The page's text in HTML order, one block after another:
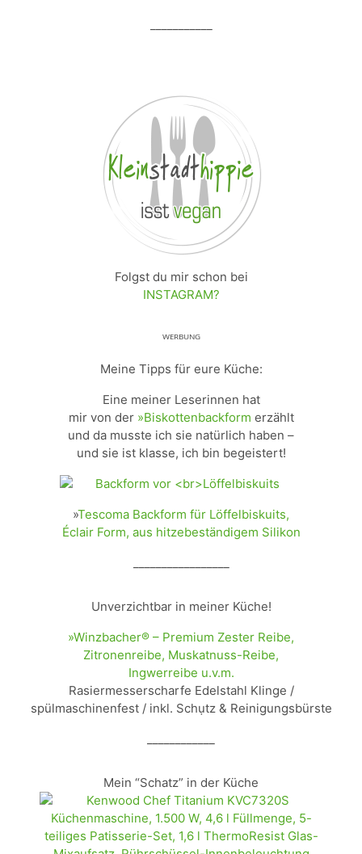
Folgst du mir schon bei
INSTAGRAM?
ᵂᴱᴿᴮᵁᴺᴳ
Meine Tipps für eure Küche:
Eine meiner Leserinnen hat
mir von der »Biskottenbackform erzählt
und da musste ich sie natürlich haben –
und sie ist klasse, ich bin begeistert!
»Tescoma Backform für Löffelbiskuits,
Éclair Form, aus hitzebeständigem Silikon
Unverzichtbar in meiner Küche!
»Winzbacher® – Premium Zester Reibe,
Zitronenreibe, Muskatnuss-Reibe,
Ingwerreibe u.v.m.
Rasiermesserscharfe Edelstahl Klinge /
spülmaschinenfest / inkl. Schụtz & Reinigungsbürste
Mein “Schatz” in der Küche